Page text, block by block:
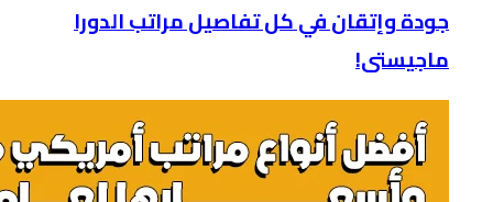
جودة وإتقان في كل تفاصيل مراتب الدورا
ماجيستى!